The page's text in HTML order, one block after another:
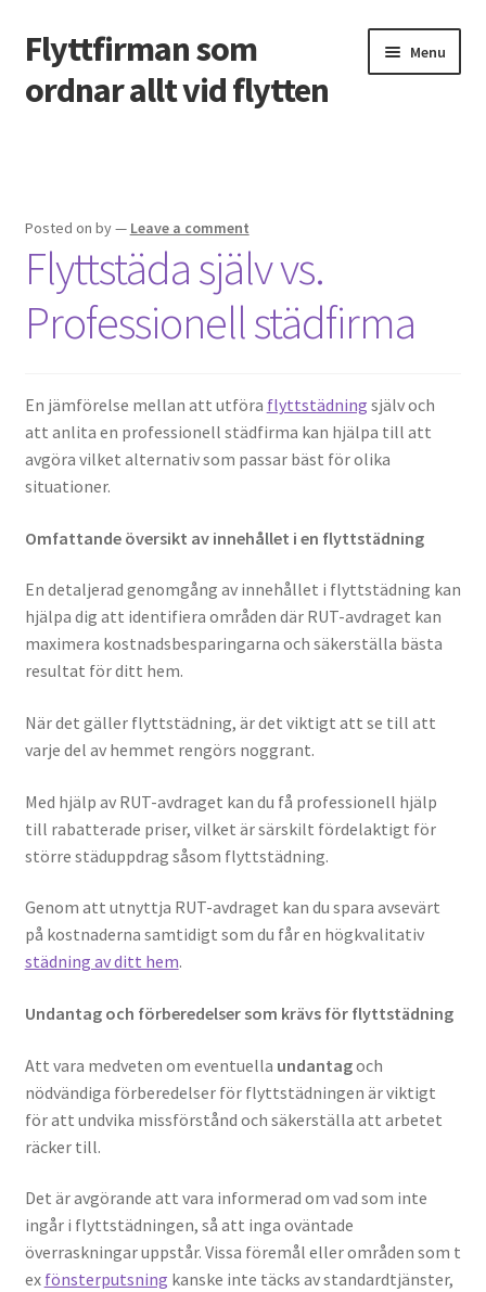
Skip
to
navigation
Skip
to
content
Flyttfirman som
ordnar allt vid flytten
Menu
Måste man anlita flyttstädning? Att väga fördelarna och
nackdelarna
Packa smart: råd från professionella inom flyttbranschen
Vad kostar det att flytta möbler?
Vad ska man packa kläder i till flytt?
Posted on by— Leave a comment
Flyttstäda själv vs.
Professionell städfirma
En jämförelse mellan att utföra flyttstädning själv och
att anlita en professionell städfirma kan hjälpa till att
avgöra vilket alternativ som passar bäst för olika
situationer.
Omfattande översikt av innehållet i en flyttstädning
En detaljerad genomgång av innehållet i flyttstädning kan
hjälpa dig att identifiera områden där RUT-avdraget kan
maximera kostnadsbesparingarna och säkerställa bästa
resultat för ditt hem.
När det gäller flyttstädning, är det viktigt att se till att
varje del av hemmet rengörs noggrant.
Med hjälp av RUT-avdraget kan du få professionell hjälp
till rabatterade priser, vilket är särskilt fördelaktigt för
större städuppdrag såsom flyttstädning.
Genom att utnyttja RUT-avdraget kan du spara avsevärt
på kostnaderna samtidigt som du får en högkvalitativ
städning av ditt hem.
Undantag och förberedelser som krävs för flyttstädning
Att vara medveten om eventuella undantagoch
nödvändiga förberedelser för flyttstädningen är viktigt
för att undvika missförstånd och säkerställa att arbetet
räcker till.
Det är avgörande att vara informerad om vad som inte
ingår i flyttstädningen, så att inga oväntade
överraskningar uppstår. Vissa föremål eller områden som t
ex fönsterputsning kanske inte täcks av standardtjänster,